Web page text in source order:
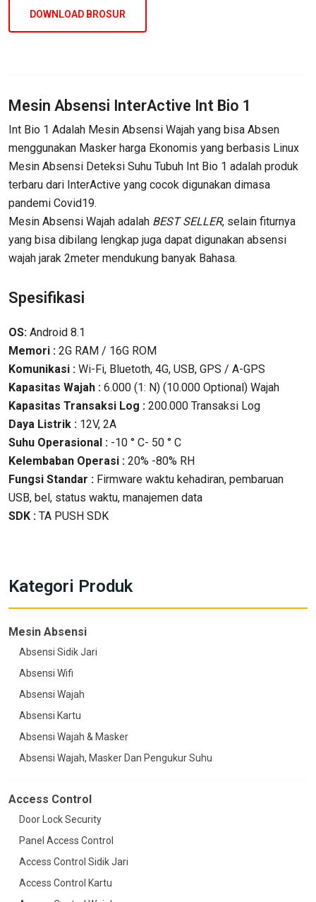
DOWNLOAD BROSUR
Mesin Absensi InterActive Int Bio 1
Int Bio 1 Adalah Mesin Absensi Wajah yang bisa Absen
menggunakan Masker harga Ekonomis yang berbasis Linux
Mesin Absensi Deteksi Suhu Tubuh Int Bio 1 adalah produk
terbaru dari InterActive yang cocok digunakan dimasa
pandemi Covid19.
Mesin Absensi Wajah adalah BEST SELLER, selain fiturnya
yang bisa dibilang lengkap juga dapat digunakan absensi
wajah jarak 2meter mendukung banyak Bahasa.
Spesifikasi
OS: Android 8.1
Memori : 2G RAM / 16G ROM
Komunikasi : Wi-Fi, Bluetoth, 4G, USB, GPS / A-GPS
Kapasitas Wajah : 6.000 (1: N) (10.000 Optional) Wajah
Kapasitas Transaksi Log : 200.000 Transaksi Log
Daya Listrik : 12V, 2A
Suhu Operasional : -10 ° C- 50 ° C
Kelembaban Operasi : 20% -80% RH
Fungsi Standar : Firmware waktu kehadiran, pembaruan
USB, bel, status waktu, manajemen data
SDK : TA PUSH SDK
Kategori Produk
Mesin Absensi
Absensi Sidik Jari
Absensi Wifi
Absensi Wajah
Absensi Kartu
Absensi Wajah & Masker
Absensi Wajah, Masker Dan Pengukur Suhu
Access Control
Door Lock Security
Panel Access Control
Access Control Sidik Jari
Access Control Kartu